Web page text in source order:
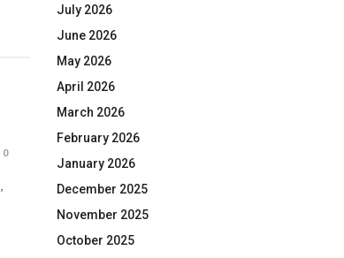
0
July 2026
June 2026
May 2026
April 2026
March 2026
February 2026
January 2026
December 2025
November 2025
October 2025